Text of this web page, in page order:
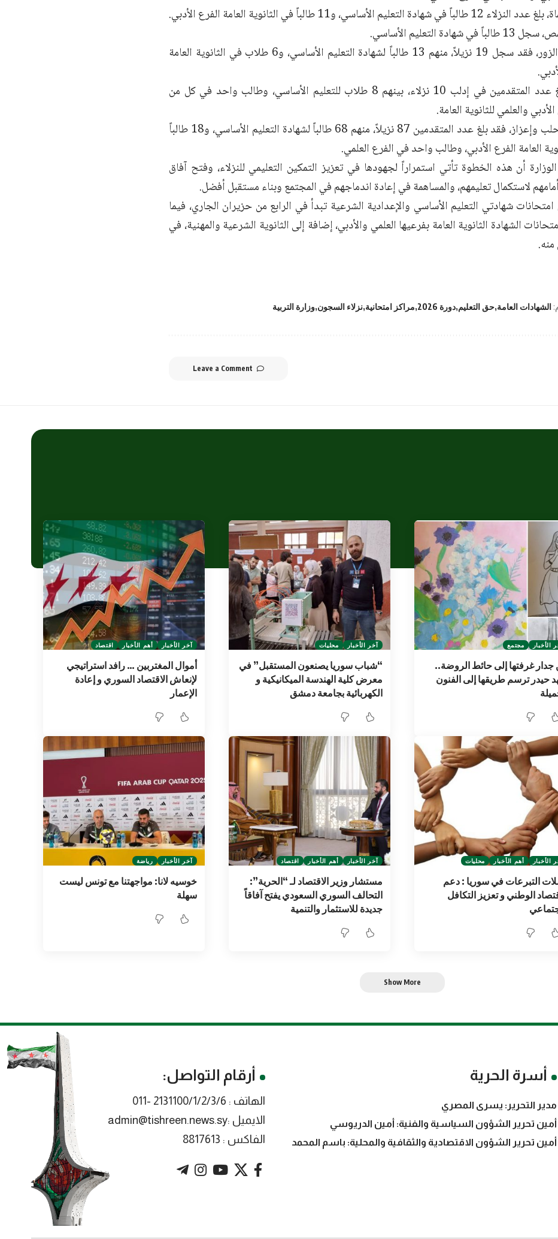
شهادة التعليم الأساسي، و11 طالباً في الثانوية العامة الفرع الأدبي.
شهادة التعليم الأساسي.
أما دير الزور، فقد سجل 19 نزيلاً، منهم 13 طالباً لشهادة التعليم الأساسي، و6 طلاب في الثانوية العامة
بينما بلغ عدد المتقدمين في إدلب 10 نزلاء، بينهم 8 طلاب للتعليم الأساسي، وطالب واحد في كل من
والعلمي للثانوية العامة.
أما في حلب وإعزاز، فقد بلغ عدد المتقدمين 87 نزيلاً، منهم 68 طالباً لشهادة التعليم الأساسي، و18 طالباً
العامة الفرع الأدبي، وطالب واحد في الفرع العلمي.
أن هذه الخطوة تأتي استمراراً لجهودها في تعزيز التمكين التعليمي للنزلاء، وفتح آفاق
لاستكمال تعليمهم، والمساهمة في إعادة اندماجهم في المجتمع وبناء مستقبل أفضل.
شهادتي التعليم الأساسي والإعدادية الشرعية تبدأ في الرابع من حزيران الجاري، فيما
الشهادة الثانوية العامة بفرعيها العلمي والأدبي، إضافة إلى الثانوية الشرعية والمهنية، في
الشهادات العامة حق التعليم دورة 2026 مراكز امتحانية نزلاء السجون وزارة التربية
Leave a Comment
الأخبار مجتمع
غرفتها إلى حائط الروضة..
حيدر ترسم طريقها إلى الفنون
آخر الأخبار محليات
“شباب سوريا يصنعون المستقبل” في
معرض كلية الهندسة الميكانيكية و
الكهربائية بجامعة دمشق
آخر الأخبار أهم الأخبار اقتصاد
أموال المغتربين … رافد استراتيجي
لإنعاش الاقتصاد السوري و إعادة
الإعمار
الأخبار أهم الأخبار محليات
التبرعات في سوريا : دعم
الوطني و تعزيز التكافل
آخر الأخبار أهم الأخبار اقتصاد
مستشار وزير الاقتصاد لـ “الحرية”:
التحالف السوري السعودي يفتح آفاقاً
جديدة للاستثمار والتنمية
آخر الأخبار رياضة
خوسيه لانا: مواجهتنا مع تونس ليست
سهلة
Show More
أسرة الحرية
مدير التحرير: يسرى المصري
أمين تحرير الشؤون السياسية والفنية: أمين الدريوسي
أمين تحرير الشؤون الاقتصادية والثقافية والمحلية: باسم المحمد
أرقام التواصل:
الهاتف : 2131100/1/2/3/6 -011
الايميل :admin@tishreen.news.sy
الفاكس : 8817613